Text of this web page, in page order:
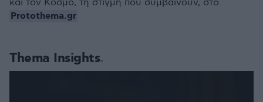
Thema Insights
και τον Κόσμο, τη στιγμή που συμβαίνουν, στο
Protothema.gr